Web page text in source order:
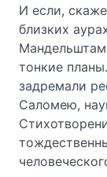
И если,
близких
тонкие
задремали
Саломею,